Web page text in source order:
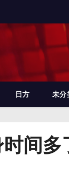
日方 未分
间